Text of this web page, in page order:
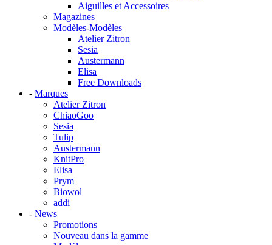
Aiguilles et Accessoires
Magazines
Modèles-Modèles
Atelier Zitron
Sesia
Austermann
Elisa
Free Downloads
- Marques
Atelier Zitron
ChiaoGoo
Sesia
Tulip
Austermann
KnitPro
Elisa
Prym
Biowol
addi
- News
Promotions
Nouveau dans la gamme